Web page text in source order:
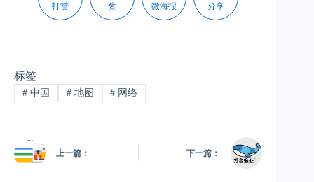
打赏 赞 微海报 分享
标签
#中国 #地图 # 网络
上一篇： 下一篇：